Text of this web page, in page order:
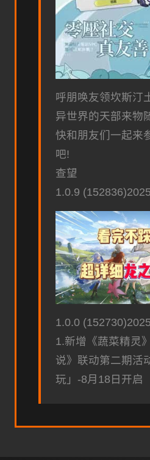
呼朋唤友领坎斯汀
异世界的天部来物
快和朋友们一起来
吧!
查望
1.0.9
1.0.0
1.新增《蔬菜精灵
说》联动第二期活
玩」-8月18日开启